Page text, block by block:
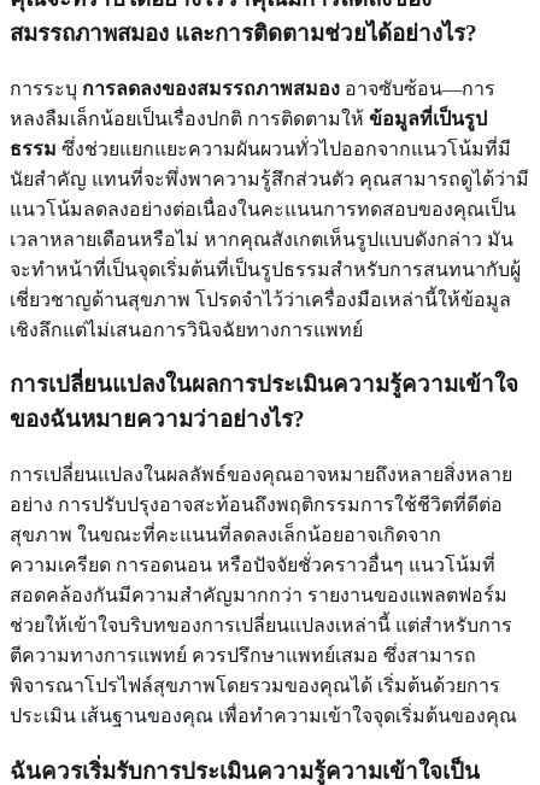
สมรรถภาพสมอง และการติดตามช่วยได้อย่างไร?
การระบุ การลดลงของสมรรถภาพสมอง อาจซับซ้อน—การ
หลงลืมเล็กน้อยเป็นเรื่องปกติ การติดตามให้ ข้อมูลที่เป็นรูป
ธรรม ซึ่งช่วยแยกแยะความผันผวนทั่วไปออกจากแนวโน้มที่มี
นัยสำคัญ แทนที่จะพึ่งพาความรู้สึกส่วนตัว คุณสามารถดูได้ว่ามี
แนวโน้มลดลงอย่างต่อเนื่องในคะแนนการทดสอบของคุณเป็น
เวลาหลายเดือนหรือไม่ หากคุณสังเกตเห็นรูปแบบดังกล่าว มัน
จะทำหน้าที่เป็นจุดเริ่มต้นที่เป็นรูปธรรมสำหรับการสนทนากับผู้
เชี่ยวชาญด้านสุขภาพ โปรดจำไว้ว่าเครื่องมือเหล่านี้ให้ข้อมูล
เชิงลึกแต่ไม่เสนอการวินิจฉัยทางการแพทย์
การเปลี่ยนแปลงในผลการประเมินความรู้ความเข้าใจ
ของฉันหมายความว่าอย่างไร?
การเปลี่ยนแปลงในผลลัพธ์ของคุณอาจหมายถึงหลายสิ่งหลาย
อย่าง การปรับปรุงอาจสะท้อนถึงพฤติกรรมการใช้ชีวิตที่ดีต่อ
สุขภาพ ในขณะที่คะแนนที่ลดลงเล็กน้อยอาจเกิดจาก
ความเครียด การอดนอน หรือปัจจัยชั่วคราวอื่นๆ แนวโน้มที่
สอดคล้องกันมีความสำคัญมากกว่า รายงานของแพลตฟอร์ม
ช่วยให้เข้าใจบริบทของการเปลี่ยนแปลงเหล่านี้ แต่สำหรับการ
ตีความทางการแพทย์ ควรปรึกษาแพทย์เสมอ ซึ่งสามารถ
พิจารณาโปรไฟล์สุขภาพโดยรวมของคุณได้ เริ่มต้นด้วยการ
ประเมิน เส้นฐานของคุณ เพื่อทำความเข้าใจจุดเริ่มต้นของคุณ
ฉันควรเริ่มรับการประเมินความรู้ความเข้าใจเป็น